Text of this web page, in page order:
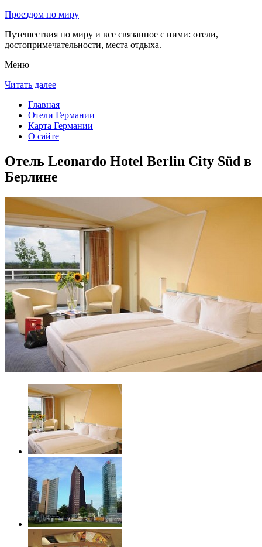
Проездом по миру
Путешествия по миру и все связанное с ними: отели,
достопримечательности, места отдыха.
Меню
Читать далее
Главная
Отели Германии
Карта Германии
О сайте
Отель Leonardo Hotel Berlin City Süd в
Берлине